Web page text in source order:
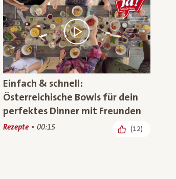
Einfach & schnell:
Österreichische Bowls für dein
perfektes Dinner mit Freunden
Rezepte 00:15 (12)